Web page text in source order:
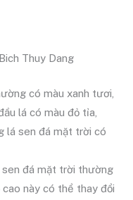
Thuy Dang
có màu xanh tươi,
lá có màu đỏ tỉa,
lá sen đá mặt trời có
sen đá mặt trời thường
này có thể thay đổi